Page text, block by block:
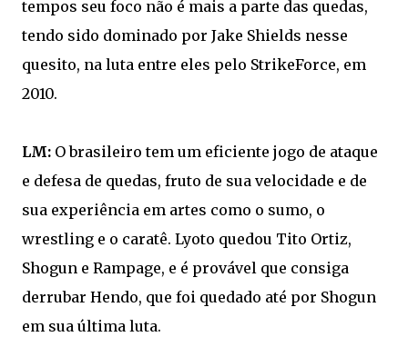
tempos seu foco não é mais a parte das quedas,
tendo sido dominado por Jake Shields nesse
quesito, na luta entre eles pelo StrikeForce, em
2010.
LM: O brasileiro tem um eficiente jogo de ataque
e defesa de quedas, fruto de sua velocidade e de
sua experiência em artes como o sumo, o
wrestling e o caratê. Lyoto quedou Tito Ortiz,
Shogun e Rampage, e é provável que consiga
derrubar Hendo, que foi quedado até por Shogun
em sua última luta.